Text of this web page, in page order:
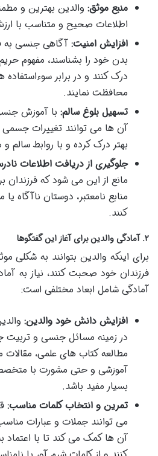
منبع موثق: والدین بهترین و
اطلاعات صحیح و متناسب با
افزایش امنیت: آگاهی جنسی به
بدن خود را بشناسند، مفهوم
درک کنند و در برابر
محافظت نمایند.
تسهیل بلوغ سالم: با آموزش
آن ها می توانند تغییرات جسمی
بهتر درک کرده و با روابط سالم
جلوگیری از دریافت اطلاعات
مانع از این می شود که فرزندان
منابع نامعتبر، دوستان ناآگاه
کنند.
۲. آمادگی والدین برای آغاز این گفتگوها
برای اینکه والدین بتوانند به شکلی
فرزندان خود صحبت کنند، نیاز به
آمادگی شامل ابعاد مختلفی است:
افزایش دانش خود والدین:
در زمینه مسائل جنسی و
مطالعه کتاب های علمی، مقالات
آموزشی و حتی مشورت با
بسیار مفید باشد.
تمرین و انتخاب کلمات مناسب:
می توانند جملات و عبارات
آن ها کمک می کند تا با